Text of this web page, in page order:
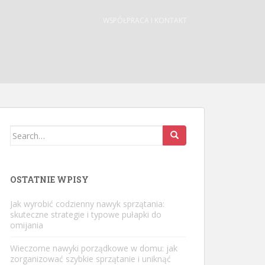
WSPÓŁPRACA I KONTAKT
Search
OSTATNIE WPISY
Jak wyrobić codzienny nawyk sprzątania:
skuteczne strategie i typowe pułapki do
omijania
Wieczorne nawyki porządkowe w domu: jak
zorganizować szybkie sprzątanie i uniknąć